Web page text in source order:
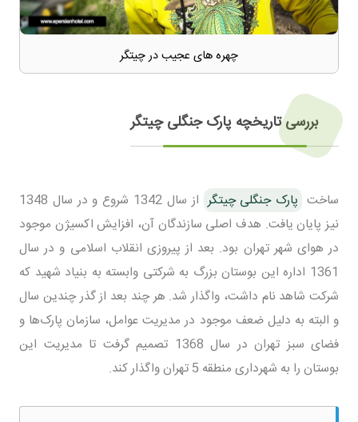
چهره های عجیب در چیتگر
بررسی تاریخچه پارک جنگلی چیتگر
ساخت پارک جنگلی چیتگر
از سال 1342 شروع و در سال 1348
نیز پایان یافت. هدف اصلی سازندگان آن، افزایش اکسیژن موجود
در هوای شهر تهران بود. بعد از پیروزی انقلاب اسلامی و در سال
1361 اداره این بوستان بزرگ به شرکتی وابسته به بنیاد شهید که
شرکت شاهد نام داشت، واگذار شد. هر چند بعد از گذر چندین سال
و البته به دلیل ضعف موجود در مدیریت عوامل، سازمان پارک‌ها و
فضای سبز تهران در سال 1368 تصمیم گرفت تا مدیریت این
بوستان را به شهرداری منطقه 5 تهران واگذار کند.